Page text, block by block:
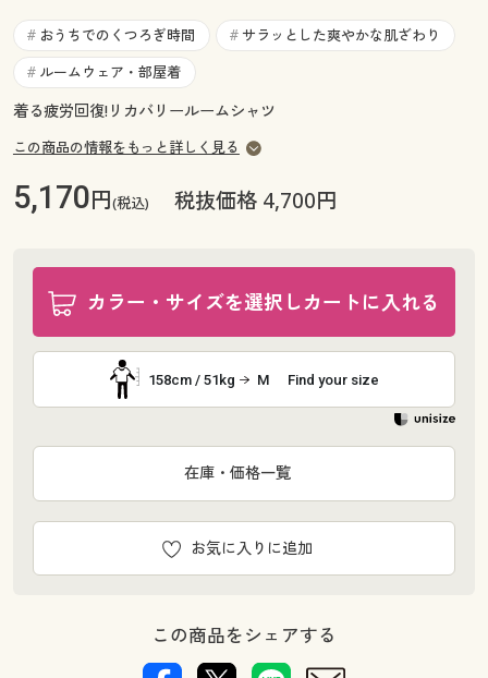
お気に入り
サポート
ご利用ガイド
よくある質問とお問い合わせ
ご利用ガイド
よくある質問とお問い合わせ
# おうちでのくつろぎ時間 # サラッとした爽やかな肌ざわり
# ルームウェア・部屋着
着る疲労回復!リカバリールームシャツ
この商品の情報をもっと詳しく見る
5,170円(税込) 税抜価格 4,700円
カラー・サイズを選択しカートに入れる
158cm / 51kg M Find your size
お気に入りに追加
在庫・価格一覧
この商品をシェアする